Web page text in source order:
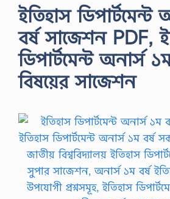
ইতিহাস ডিপার্টমেন্ট
বর্ষ সাজেশন PDF,
ডিপার্টমেন্ট অনার্স
বিষয়ের সাজেশন